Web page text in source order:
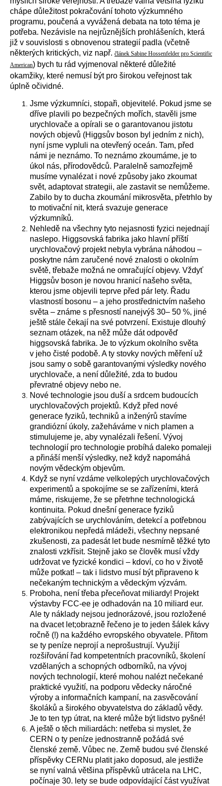
chápe důležitost pokračování tohoto výzkumného
programu, poučená a vyvážená debata na toto téma je
potřeba. Nezávisle na nejrůznějších prohlášeních, která
již v souvislosti s obnovenou strategií padla (včetně
některých kritických, viz např. článek Sabine Hossenfelder pro Scientific
American) bych tu rád vyjmenoval některé důležité
okamžiky, které nemusí být pro širokou veřejnost tak
úplně očividné.
Jsme výzkumníci, stopaři, objevitelé. Pokud jsme se
dříve plavili po bezpečných mořích, stavěli jsme
urychlovače a opírali se o garantovanou jistotu
nových objevů (Higgsův boson byl jedním z nich),
nyní jsme vypluli na otevřený oceán. Tam, před
námi je neznámo. To neznámo zkoumáme, je to
úkol nás, přírodovědců. Paralelně samozřejmě
musíme vynalézat i nové způsoby jako zkoumat
svět, adaptovat strategii, ale zastavit se nemůžeme.
Zabilo by to ducha zkoumání mikrosvěta, přetrhlo by
to motivační nit, která svazuje generace
výzkumníků.
Nehledě na všechny tyto nejasnosti fyzici nejednají
naslepo. Higgsovská fabrika jako hlavní příští
urychlovačový projekt nebyla vybrána náhodou –
poskytne nám zaručené nové znalosti o okolním
světě, třebaže možná ne omračující objevy. Vždyť
Higgsův boson je novou hranicí našeho světa,
kterou jsme objevili teprve před pár lety. Řadu
vlastností bosonu – a jeho prostřednictvím našeho
světa – známe s přesností nanejvýš 30– 50 %, jiné
ještě stále čekají na své potvrzení. Existuje dlouhý
seznam otázek, na něž může dát odpověď
higgsovská fabrika. Je to výzkum okolního světa
v jeho čisté podobě. A ty stovky nových měření už
jsou samy o sobě garantovanými výsledky nového
urychlovače, a není důležité, zda to budou
převratné objevy nebo ne.
Nové technologie jsou duší a srdcem budoucích
urychlovačových projektů. Když před nové
generace fyziků, techniků a inženýrů stavíme
grandiózní úkoly, zažeháváme v nich plamen a
stimulujeme je, aby vynalézali řešení. Vývoj
technologií pro technologie probíhá daleko pomaleji
a přináší menší výsledky, než když napomáhá
novým vědeckým objevům.
Když se nyní vzdáme velkolepých urychlovačových
experimentů a spokojíme se se zařízeními, která
máme, riskujeme, že se přetrhne technologická
kontinuita. Pokud dnešní generace fyziků
zabývajících se urychlováním, detekcí a potřebnou
elektronikou nepředá mládeži, všechny nepsané
zkušenosti, za padesát let bude nesmírně těžké tyto
znalosti vzkřísit. Stejně jako se člověk musí vždy
udržovat ve fyzické kondici – kdoví, co ho v životě
může potkat! – tak i lidstvo musí být připraveno k
nečekaným technickým a vědeckým výzvám.
Proboha, není třeba přeceňovat miliardy! Projekt
výstavby FCC-ee je odhadován na 10 miliard eur.
Ale ty náklady nejsou jednorázové, jsou rozložené
na dvacet let;obrazně řečeno je to jeden šálek kávy
ročně (!) na každého evropského obyvatele. Přitom
se ty peníze neprojí a neprošustrují. Využijí
rozšiřování řad kompetentních pracovníků, školení
vzdělaných a schopných odborníků, na vývoj
nových technologií, které mohou nalézt nečekané
praktické využití, na podporu vědecky náročné
výroby a informačních kampaní, na zasvěcování
školáků a širokého obyvatelstva do základů vědy.
Je to ten typ útrat, na které může být lidstvo pyšné!
A ještě o těch miliardách: netřeba si myslet, že
CERN o ty peníze jednostranně požádá své
členské země. Vůbec ne. Země budou své členské
příspěvky CERNu platit jako doposud, ale jestliže
se nyní valná většina příspěvků utrácela na LHC,
počínaje 30. lety se bude odpovídající část využívat